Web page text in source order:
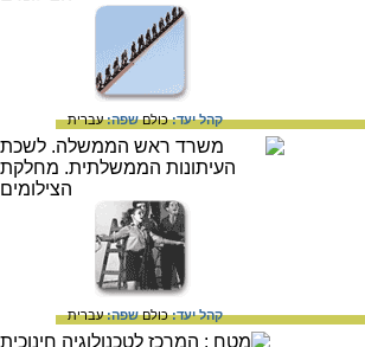
קהל יעד:כולםשפה:עברית
קהל יעד:כולםשפה:עברית